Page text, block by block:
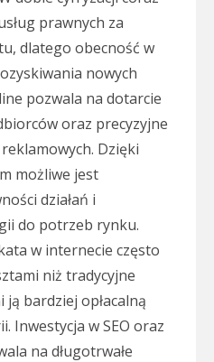
prawnych za
dlatego obecność w
nowych
pozwala na dotarcie
oraz precyzyjne
Dzięki
możliwe jest
działań i
do potrzeb rynku.
w internecie często
niż tradycyjne
bardziej opłacalną
Inwestycja w SEO oraz
na długotrwałe